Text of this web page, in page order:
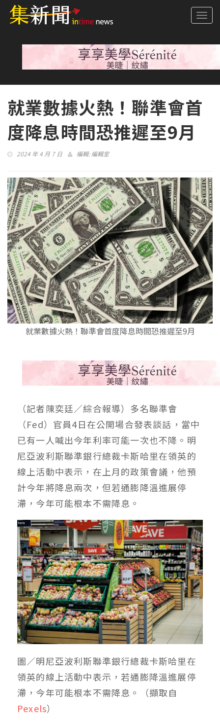
就業數據火熱！聯準會首
度降息時間恐推遲至9月
2024 年 4 月 7 日 編輯:編輯室
就業數據火熱！聯準會首度降息時間恐推遲至9月
（記者陳奕廷／綜合報導）多名聯準會
（Fed）官員4日在公開場合發表談話，當中
已有一人喊出今年利率可能一次也不降。明
尼亞波利斯聯準銀行總裁卡斯哈里在領英的
線上活動中表示，在上月的政策會議，他預
計今年將降息兩次，但若通膨降溫進展停
滯，今年可能根本不需降息。
圖／明尼亞波利斯聯準銀行總裁卡斯哈里在
領英的線上活動中表示，若通膨降溫進展停
滯，今年可能根本不需降息。（擷取自
Pexels）